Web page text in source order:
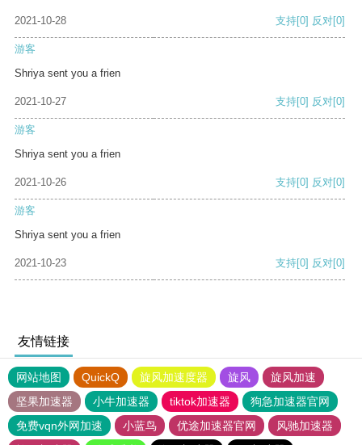
2021-10-28 支持[0] 反对[0]
游客
Shriya sent you a frien
2021-10-27 支持[0] 反对[0]
游客
Shriya sent you a frien
2021-10-26 支持[0] 反对[0]
游客
Shriya sent you a frien
2021-10-23 支持[0] 反对[0]
友情链接
网站地图 QuickQ 旋风加速度器 旋风
旋风加速
坚果加速器
小牛加速器 tiktok加速器
狗急加速器官网
免费vqn外网加速
小蓝鸟 优途加速器官网
风驰加速器